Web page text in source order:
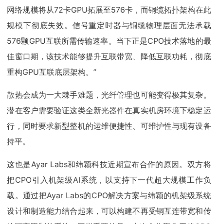
网络规模将从72卡GPU拓展至576卡，而铜缆拓扑架构在此
规模下彻底失效。信号重定时器与铜缆物理层面无法承载
576颗GPU互联所需传输速率。当下正是CPO技术落地的最
佳窗口期，该技术能够提升互联带宽、降低互联功耗，彻底
重构GPU互联底层架构。”
散热会成为一大棘手难题，光纤管理也可能变得极其复杂。
潜在客户需要验证这类全新光器件在真实机房环境下稳定运
行，同时要求新型整机的运维便捷性、可维护性与现有设备
持平。
这也是Ayar Labs和纬颖科技近期宣布合作的原因。双方将
把CPO引入机架级AI系统，以支持下一代超大规模工作负
载。通过把Ayar Labs的CPO解决方案与纬颖的机架级系统
设计和制造能力结合起来，可以构建不再受铜互连带宽和传